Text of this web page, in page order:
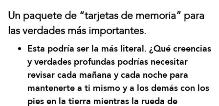
Un paquete de “tarjetas de memoria” para
las verdades más importantes.
Esta podría ser la más literal. ¿Qué creencias
y verdades profundas podrías necesitar
revisar cada mañana y cada noche para
mantenerte a ti mismo y a los demás con los
pies en la tierra mientras la rueda de